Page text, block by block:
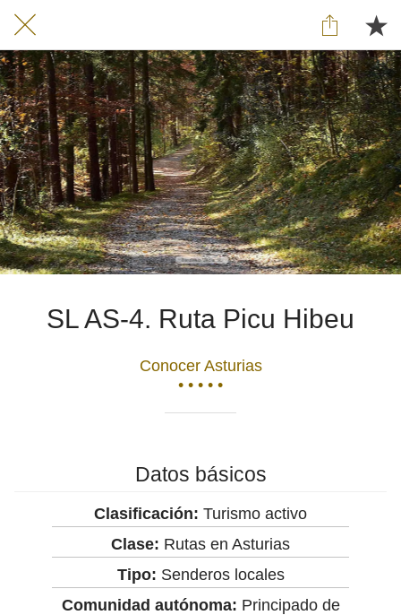
SL AS-4. Ruta Picu Hibeu
Conocer Asturias
• • • • •
Datos básicos
Clasificación: Turismo activo
Clase: Rutas en Asturias
Tipo: Senderos locales
Comunidad autónoma: Principado de